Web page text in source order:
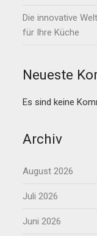
Die innovative
für Ihre Küche
Neueste
Es sind keine
Archiv
August 2026
Juli 2026
Juni 2026